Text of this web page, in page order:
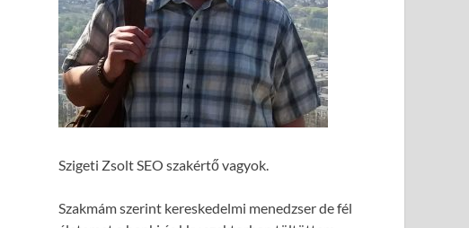
Szigeti Zsolt SEO szakértő vagyok.
Szakmám szerint kereskedelmi menedzser de fél